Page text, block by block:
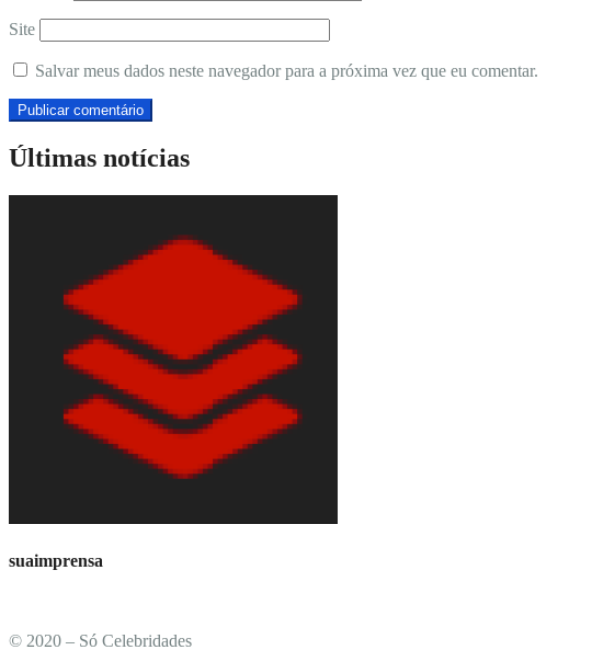
Site
Salvar meus dados neste navegador para a próxima vez que eu comentar.
Últimas notícias
suaimprensa
© 2020 – Só Celebridades